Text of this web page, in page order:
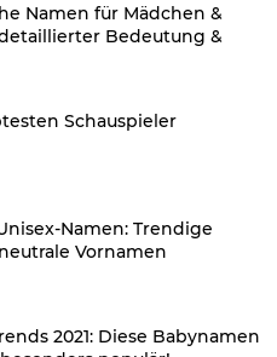
Namen für Mädchen &
Bedeutung &
Schauspieler
Namen: Trendige
Vornamen
2021: Diese Babynamen